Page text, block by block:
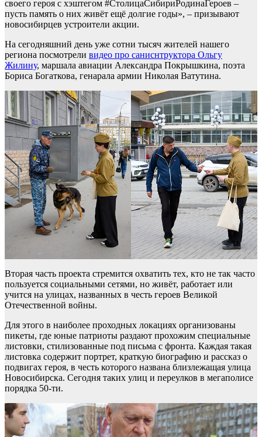
своего героя с хэштегом #СтолицаСибириРодинаГероев –
пусть память о них живёт ещё долгие годы», – призывают
новосибирцев устроители акции.
На сегодняшний день уже сотни тысяч жителей нашего
региона посмотрели видео про саниснтруктора Ольгу
Жилину, маршала авиации Александра Покрышкина, поэта
Бориса Богаткова, генарала армии Николая Ватутина.
Вторая часть проекта стремится охватить тех, кто не так часто
пользуется социальными сетями, но живёт, работает или
учится на улицах, названных в честь героев Великой
Отечественной войны.
Для этого в наиболее проходных локациях организованы
пикеты, где юные патриоты раздают прохожим специальные
листовки, стилизованные под письма с фронта. Каждая такая
листовка содержит портрет, краткую биографию и рассказ о
подвигах героя, в честь которого названа близлежащая улица
Новосибирска. Сегодня таких улиц и переулков в мегаполисе
порядка 50-ти.